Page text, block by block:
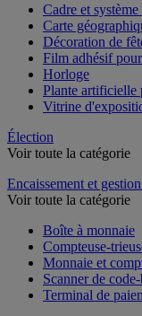
Cadre et
Carte
Décoration de
Film adhésif
Horloge
Plante artificielle
Vitrine
Élection
Voir toute la catégorie
Encaissement et
Voir toute la catégorie
Boîte à monnaie
Compteuse-
Monnaie et
Scanner de
Terminal de